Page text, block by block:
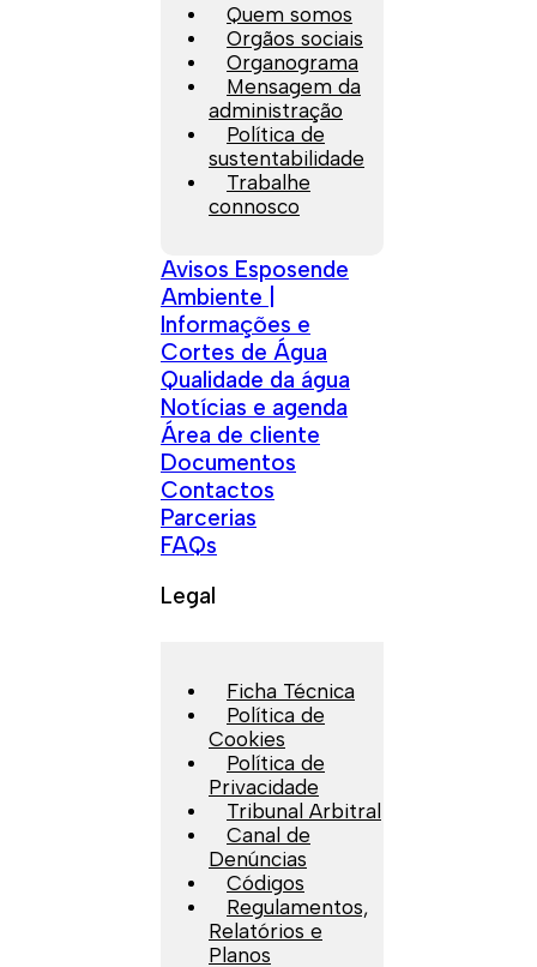
Quem somos
Orgãos sociais
Organograma
Mensagem da
administração
Política de
sustentabilidade
Trabalhe
connosco
Avisos Esposende
Ambiente |
Informações e
Cortes de Água
Qualidade da água
Notícias e agenda
Área de cliente
Documentos
Contactos
Parcerias
FAQs
Legal
Ficha Técnica
Política de
Cookies
Política de
Privacidade
Tribunal Arbitral
Canal de
Denúncias
Códigos
Regulamentos,
Relatórios e
Planos